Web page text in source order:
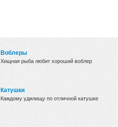
Воблеры
Хищная рыба любит хороший воблер
Катушки
Каждому удилищу по отличной катушке